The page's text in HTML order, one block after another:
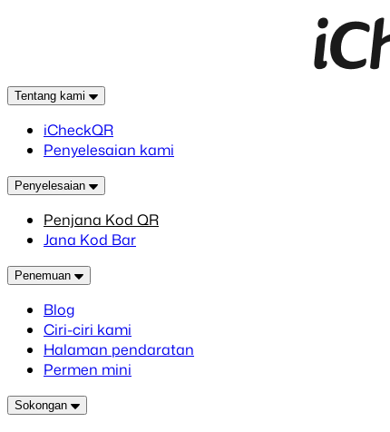
Tentang kami
iCheckQR
Penyelesaian kami
Penyelesaian
Penjana Kod QR
Jana Kod Bar
Penemuan
Blog
Ciri-ciri kami
Halaman pendaratan
Permen mini
Sokongan